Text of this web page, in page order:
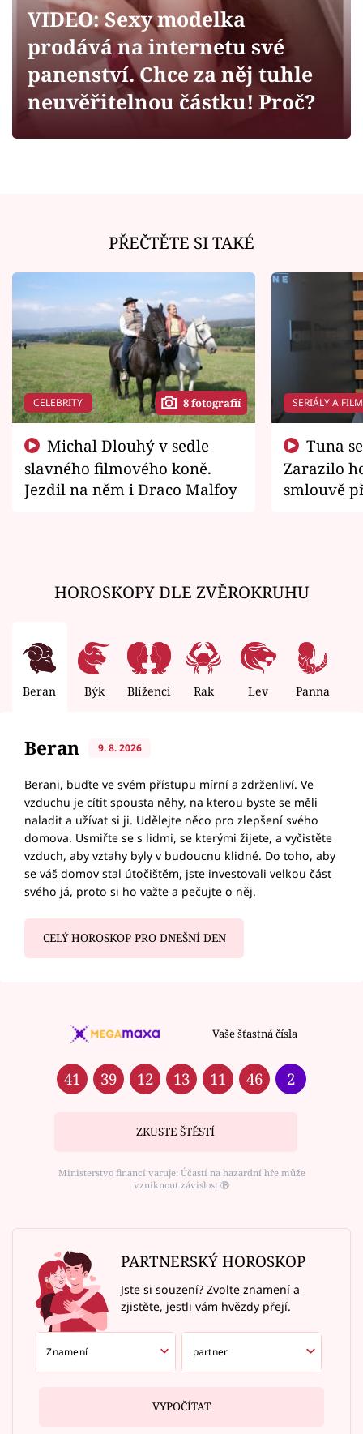
Sledujte prima+
Filmový festival Karlovy Vary
Sledujte nás
VIDEO: Sexy modelka
prodává na internetu své
panenství. Chce za něj tuhle
neuvěřitelnou částku! Proč?
PŘEČTĚTE SI TAKÉ
CELEBRITY 8 fotografií
slavného filmového koně.
Jezdil na něm i Draco Malfoy
SERIÁLY A
Zarazilo
smlouvě
HOROSKOPY DLE ZVĚROKRUHU
Beran Býk Blíženci Rak Lev Panna
Beran 9. 8. 2026
Berani, buďte ve svém přístupu mírní a zdrženliví. Ve
vzduchu je cítit spousta něhy, na kterou byste se měli
naladit a užívat si ji. Udělejte něco pro zlepšení svého
domova. Usmiřte se s lidmi, se kterými žijete, a vyčistěte
vzduch, aby vztahy byly v budoucnu klidné. Do toho, aby
se váš domov stal útočištěm, jste investovali velkou část
svého já, proto si ho važte a pečujte o něj.
CELÝ HOROSKOP PRO DNEŠNÍ DEN
Vaše šťastná čísla
41 39 12 13 11 46 2
ZKUSTE ŠTĚSTÍ
Ministerstvo financí varuje: Účastí na hazardní hře může
vzniknout závislost ⑱
PARTNERSKÝ HOROSKOP
Jste si souzení? Zvolte znamení a
zjistěte, jestli vám hvězdy přejí.
VYPOČÍTAT